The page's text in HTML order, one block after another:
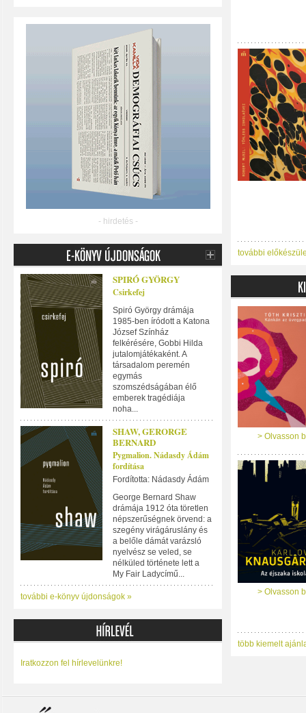
- hirdetés -
SPIRÓ GYÖRGY
Csirkefej
Spiró György drámája
1985-ben íródott a Katona
József Színház
felkérésére, Gobbi Hilda
jutalomjátékaként. A
társadalom peremén
egymás
szomszédságában élő
emberek tragédiája
noha...
SHAW, GERORGE
BERNARD
Pygmalion. Nádasdy Ádám
fordítása
Fordította: Nádasdy Ádám
George Bernard Shaw
drámája 1912 óta töretlen
népszerűségnek örvend: a
szegény virágáruslány és
a belőle dámát varázsló
nyelvész se veled, se
nélküled története lett a
My Fair Ladycímű...
további e-könyv újdonságok »
Iratkozzon fel hírlevelünkre!
további
> Olvasson
> Olvasson
több kiemelt